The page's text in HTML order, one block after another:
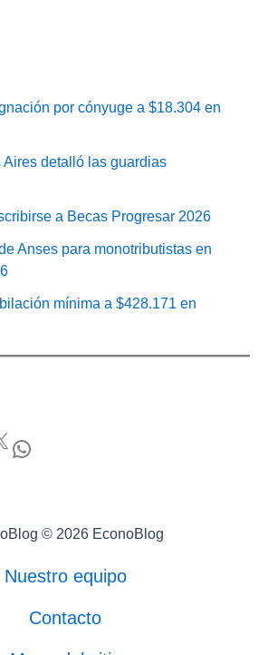
por cónyuge a $18.304 en
detalló las guardias
a Becas Progresar 2026
Anses para monotributistas en
mínima a $428.171 en
WhatsApp
© 2026 EconoBlog
Nuestro equipo
Contacto